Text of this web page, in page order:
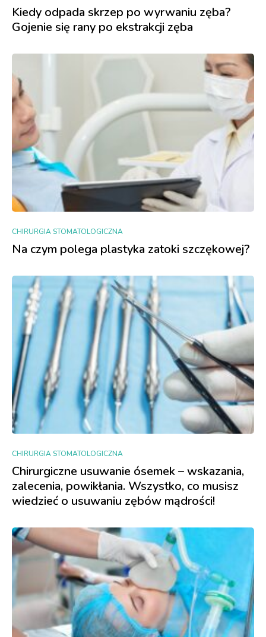
Kiedy odpada skrzep po wyrwaniu zęba?
Gojenie się rany po ekstrakcji zęba
CHIRURGIA STOMATOLOGICZNA
Na czym polega plastyka zatoki szczękowej?
CHIRURGIA STOMATOLOGICZNA
Chirurgiczne usuwanie ósemek – wskazania,
zalecenia, powikłania. Wszystko, co musisz
wiedzieć o usuwaniu zębów mądrości!